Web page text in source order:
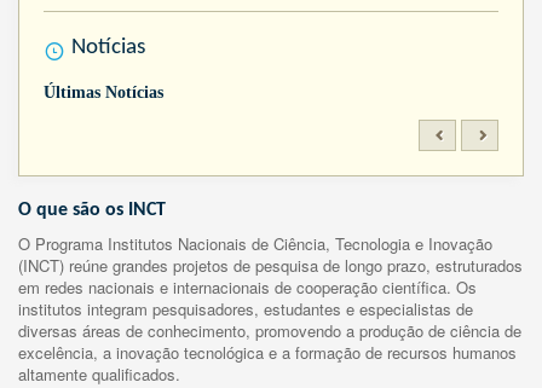
Notícias
Últimas Notícias
O que são os INCT
O Programa Institutos Nacionais de Ciência, Tecnologia e Inovação
(INCT) reúne grandes projetos de pesquisa de longo prazo, estruturados
em redes nacionais e internacionais de cooperação científica. Os
institutos integram pesquisadores, estudantes e especialistas de
diversas áreas de conhecimento, promovendo a produção de ciência de
excelência, a inovação tecnológica e a formação de recursos humanos
altamente qualificados.